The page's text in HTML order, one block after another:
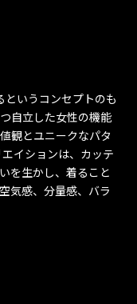
いうコンセプトのも
自立した女性の機能
観とユニークなパタ
イションは、カッテ
を生かし、着ること
気感、分量感、バラ